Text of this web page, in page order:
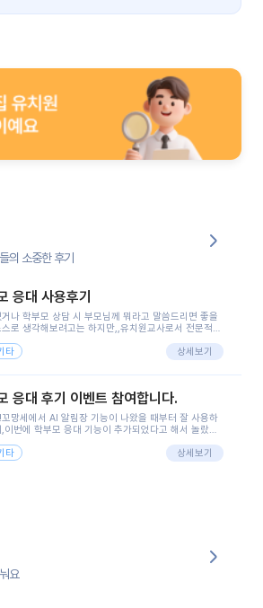
의 소중한 후기
응대 사용후기
나 학부모 상담 시 부모님께 뭐라고 말씀드리면 좋을
로 생각해보려고는 하지만,,유치원교사로서 전문적인
가...^^(저만 그런거 아니죠 ㅜㅜ)꼬망봇의 장점은 지
나이는 몇세이고 여자인지 남자인지 등그래도 좀 기본
면서 물어봐야할 때가 있어그때마다 정보를 입력하는
됐는데ai 학부모 응대를 써볼 수 있어서 좋았어요!앞
가 신입 때 이게 있었더라면 ㅜㅜㅜㅜ?응대 팁이 정말
지금은 그래도 아이들이 잘 이해 되지만초임 때는 정
항상다른 선생님들께 도움을 요청했었거든요..ㅠ*일지
움이 되는 거 같아요!
타 상세보기
응대 후기 이벤트 참여합니다.
망세에서 AI 알림장 기능이 나왔을 때부터 잘 사용하
이번에 학부모 응대 기능이 추가되었다고 해서 놀랐습
많은 부담을 느끼고 있습니다 ㅠㅠ이번에 제가 원에서
부모님께 전달드렸던 내용을 함께 보시고,저와 비슷한
데,꼬망봇 덕분에 고민하는 시간을 줄이고 학부모님을
있었습니다.이 부분은 꼬망봇이 추가로 알려준 응대 tip
님께 전화를 드리기 전에, 내용을 숙지하여 좀 더 전문
가 되어 대화를 나눌 수 있었습니다.꼬망세 AI학부모 응
타 상세보기
요